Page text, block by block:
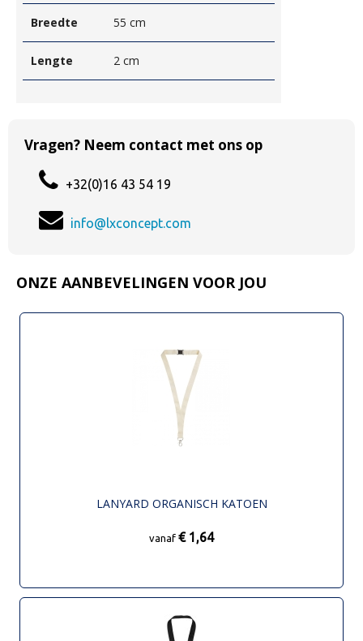
Breedte 55 cm
Lengte 2 cm
Vragen? Neem contact met ons op
+32(0)16 43 54 19
info@lxconcept.com
ONZE AANBEVELINGEN VOOR JOU
LANYARD ORGANISCH KATOEN
vanaf € 1,64